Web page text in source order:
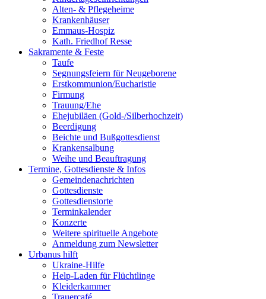
Alten- & Pflegeheime
Krankenhäuser
Emmaus-Hospiz
Kath. Friedhof Resse
Sakramente & Feste
Taufe
Segnungsfeiern für Neugeborene
Erstkommunion/Eucharistie
Firmung
Trauung/Ehe
Ehejubiläen (Gold-/Silberhochzeit)
Beerdigung
Beichte und Bußgottesdienst
Krankensalbung
Weihe und Beauftragung
Termine, Gottesdienste & Infos
Gemeindenachrichten
Gottesdienste
Gottesdienstorte
Terminkalender
Konzerte
Weitere spirituelle Angebote
Anmeldung zum Newsletter
Urbanus hilft
Ukraine-Hilfe
Help-Laden für Flüchtlinge
Kleiderkammer
Trauercafé